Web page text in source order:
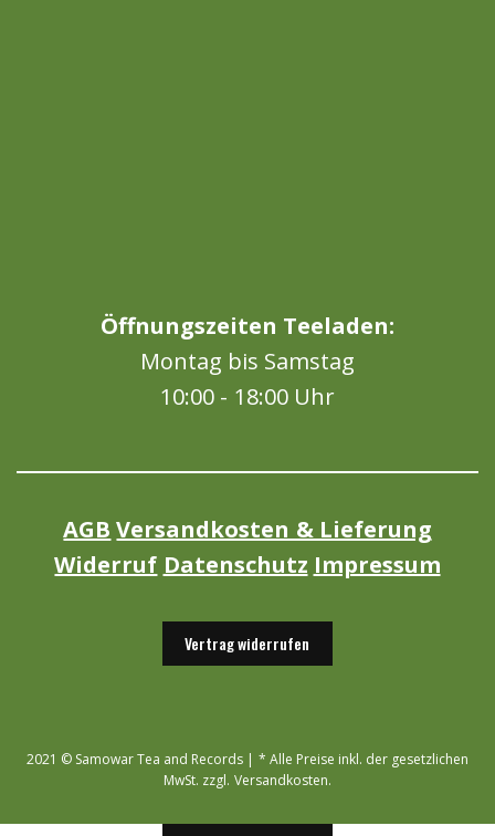
Öffnungszeiten Teeladen:
Montag bis Samstag
10:00 - 18:00 Uhr
AGB Versandkosten & Lieferung
Widerruf Datenschutz Impressum
Vertrag widerrufen
2021 © Samowar Tea and Records | * Alle Preise inkl. der gesetzlichen
MwSt. zzgl. Versandkosten.